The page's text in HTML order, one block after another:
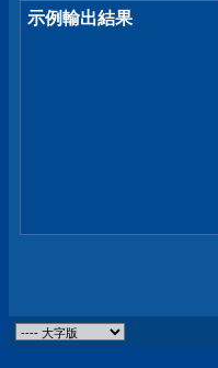
示例輸出結果